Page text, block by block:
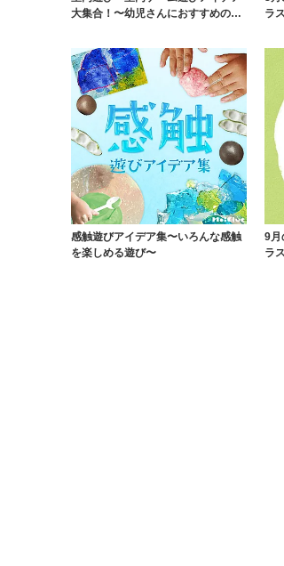
大集合！〜幼児さんにおすすめの安
ラ
感触遊びアイデア集〜いろんな感触
を楽しめる遊び〜
9月
ラ